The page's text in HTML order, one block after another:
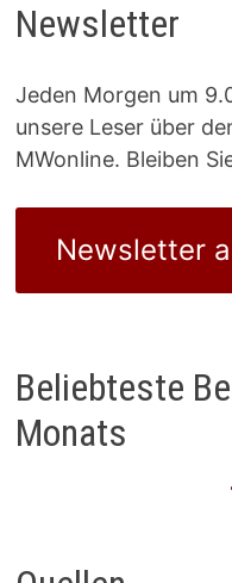
Newsletter
Jeden Morgen um
unsere Leser über
MWonline. Bleiben
Newsletter
Beliebteste
Monats